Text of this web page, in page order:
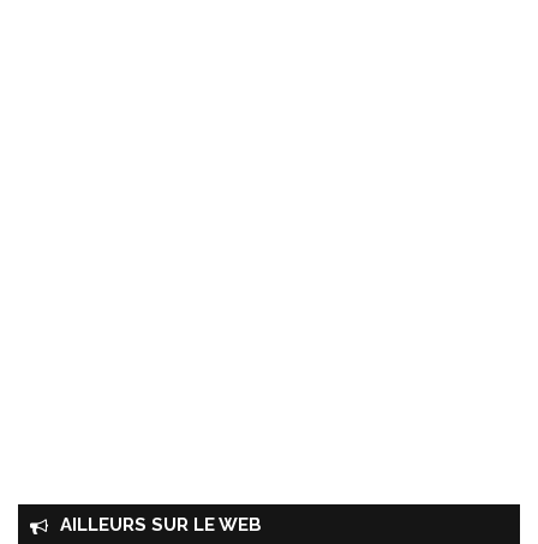
AILLEURS SUR LE WEB